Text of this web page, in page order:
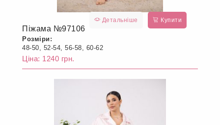
Детальніше Купити
Піжама №97106
Розміри:
48-50, 52-54, 56-58, 60-62
Ціна: 1240 грн.